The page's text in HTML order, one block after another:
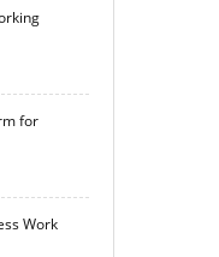
for
Work